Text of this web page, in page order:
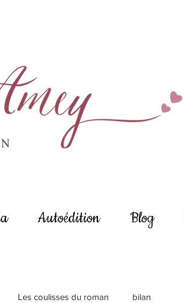
Autoédition Blog
Les coulisses du roman bilan